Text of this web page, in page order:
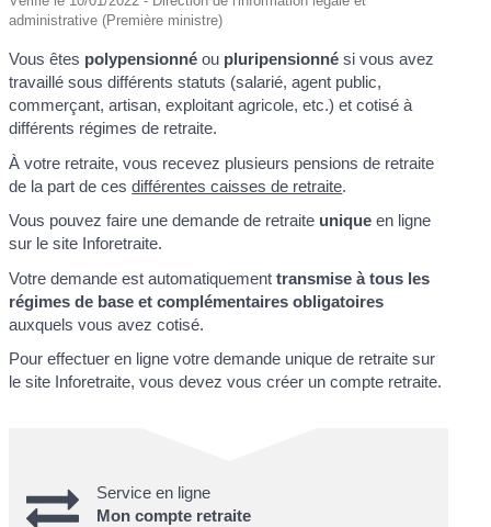
administrative (Première ministre)
Vous êtes polypensionné ou pluripensionné si vous avez
travaillé sous différents statuts (salarié, agent public,
commerçant, artisan, exploitant agricole, etc.) et cotisé à
différents régimes de retraite.
À votre retraite, vous recevez plusieurs pensions de retraite
de la part de cesdifférentes caisses de retraite.
Vous pouvez faire une demande de retraite unique en ligne
sur le site Inforetraite.
Votre demande est automatiquementtransmise à tous les
régimes de base et complémentaires obligatoires
auxquels vous avez cotisé.
Pour effectuer en ligne votre demande unique de retraite sur
le site Inforetraite, vous devez vous créer un compte retraite.
Service en ligne
Mon compte retraite